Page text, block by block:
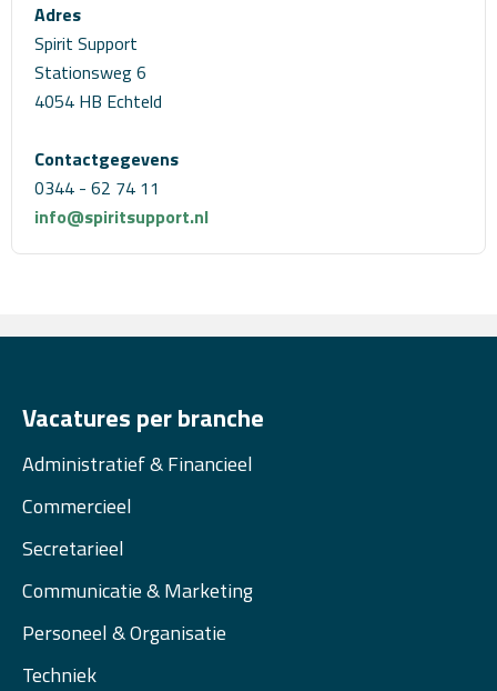
Adres
Spirit Support
Stationsweg 6
4054 HB Echteld
Contactgegevens
0344 - 62 74 11
info@spiritsupport.nl
Vacatures per branche
Administratief & Financieel
Commercieel
Secretarieel
Communicatie & Marketing
Personeel & Organisatie
Techniek